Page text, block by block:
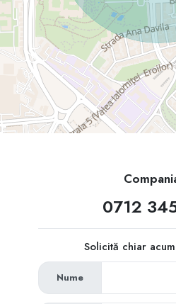
0712
Solicită chiar
Nume